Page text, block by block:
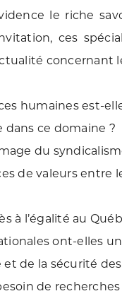
le riche
ces
humaines est-
dans ce domaine ?
du
de valeurs entre
à l’égalité au
ont-elles
de la sécurité
de